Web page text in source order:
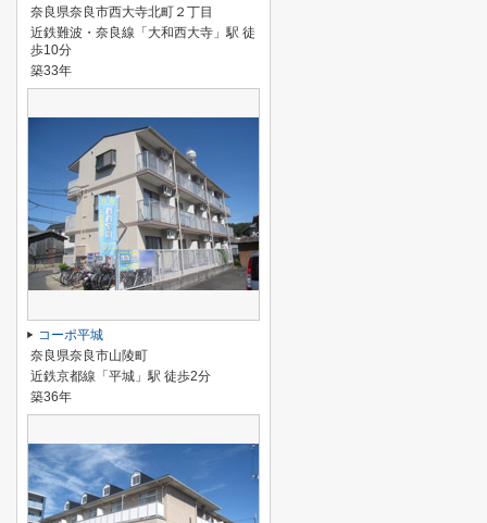
奈良県奈良市西大寺北町２丁目
近鉄難波・奈良線「大和西大寺」駅 徒
歩10分
築33年
コーポ平城
奈良県奈良市山陵町
近鉄京都線「平城」駅 徒歩2分
築36年